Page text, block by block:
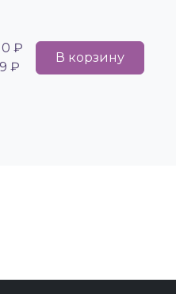
₽
₽
В корзину